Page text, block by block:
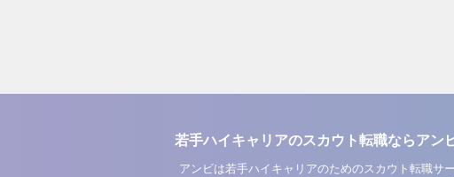
若手ハイキャリアのスカウト転職ならアン
アンビは若手ハイキャリアのためのスカウト転職サ